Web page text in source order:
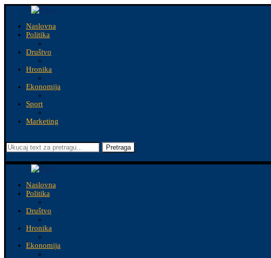
Naslovna
Politika
Društvo
Hronika
Ekonomija
Sport
Marketing
Pretraga
Naslovna
Politika
Društvo
Hronika
Ekonomija